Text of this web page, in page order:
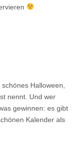
Halloween,
nennt. Und wer
gewinnen: es gibt
Kalender als